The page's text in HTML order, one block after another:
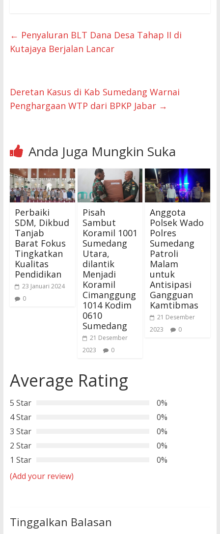
← Penyaluran BLT Dana Desa Tahap II di
Kutajaya Berjalan Lancar
Deretan Kasus di Kab Sumedang Warnai
Penghargaan WTP dari BPKP Jabar →
Anda Juga Mungkin Suka
Perbaiki
SDM, Dikbud
Tanjab
Barat Fokus
Tingkatkan
Kualitas
Pendidikan
23 Januari 2024
0
Pisah
Sambut
Koramil 1001
Sumedang
Utara,
dilantik
Menjadi
Koramil
Cimanggung
1014 Kodim
0610
Sumedang
21 Desember
2023
0
Anggota
Polsek Wado
Polres
Sumedang
Patroli
Malam
untuk
Antisipasi
Gangguan
Kamtibmas
21 Desember
2023
0
Average Rating
5 Star
0%
4 Star
0%
3 Star
0%
2 Star
0%
1 Star
0%
(Add your review)
Tinggalkan Balasan